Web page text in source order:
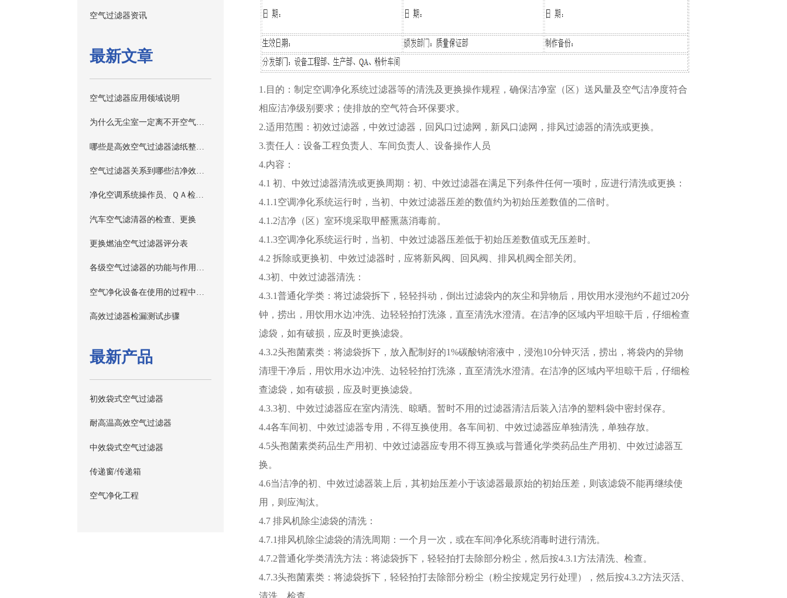
空气过滤器资讯
最新文章
空气过滤器应用领域说明
为什么无尘室一定离不开空气过滤器呢？
哪些是高效空气过滤器滤纸整个工艺中的重点？
净化空调系统操作员、ＱＡ检查员培训
汽车空气滤清器的检查、更换
更换燃油空气过滤器评分表
各级空气过滤器的功能与作用介绍
高效过滤器检漏测试步骤
最新产品
初效袋式空气过滤器
耐高温高效空气过滤器
中效袋式空气过滤器
传递窗/传递箱
空气净化工程
1.目的：制定空调净化系统过滤器等的清洗及更换操作规程，确保洁净室（区）送风量及空气洁净度符合
相应洁净级别要求；使排放的空气符合环保要求。
2.适用范围：初效过滤器，中效过滤器，回风口过滤网，新风口滤网，排风过滤器的清洗或更换。
3.责任人：设备工程负责人、车间负责人、设备操作人员
4.内容：
4.1 初、中效过滤器清洗或更换周期：初、中效过滤器在满足下列条件任何一项时，应进行清洗或更换：
4.1.1空调净化系统运行时，当初、中效过滤器压差的数值约为初始压差数值的二倍时。
4.1.2洁净（区）室环境采取甲醛熏蒸消毒前。
4.1.3空调净化系统运行时，当初、中效过滤器压差低于初始压差数值或无压差时。
4.2 拆除或更换初、中效过滤器时，应将新风阀、回风阀、排风机阀全部关闭。
4.3初、中效过滤器清洗：
4.3.1普通化学类：将过滤袋拆下，轻轻抖动，倒出过滤袋内的灰尘和异物后，用饮用水浸泡约不超过20分
钟，捞出，用饮用水边冲洗、边轻轻拍打洗涤，直至清洗水澄清。在洁净的区域内平坦晾干后，仔细检查
滤袋，如有破损，应及时更换滤袋。
4.3.2头孢菌素类：将滤袋拆下，放入配制好的1%碳酸钠溶液中，浸泡10分钟灭活，捞出，将袋内的异物
清理干净后，用饮用水边冲洗、边轻轻拍打洗涤，直至清洗水澄清。在洁净的区域内平坦晾干后，仔细检
查滤袋，如有破损，应及时更换滤袋。
4.3.3初、中效过滤器应在室内清洗、晾晒。暂时不用的过滤器清洁后装入洁净的塑料袋中密封保存。
4.4各车间初、中效过滤器专用，不得互换使用。各车间初、中效过滤器应单独清洗，单独存放。
4.5头孢菌素类药品生产用初、中效过滤器应专用不得互换或与普通化学类药品生产用初、中效过滤器互
换。
4.6当洁净的初、中效过滤器装上后，其初始压差小于该滤器最原始的初始压差，则该滤袋不能再继续使
用，则应淘汰。
4.7 排风机除尘滤袋的清洗：
4.7.1排风机除尘滤袋的清洗周期：一个月一次，或在车间净化系统消毒时进行清洗。
4.7.2普通化学类清洗方法：将滤袋拆下，轻轻拍打去除部分粉尘，然后按4.3.1方法清洗、检查。
4.7.3头孢菌素类：将滤袋拆下，轻轻拍打去除部分粉尘（粉尘按规定另行处理），然后按4.3.2方法灭活、